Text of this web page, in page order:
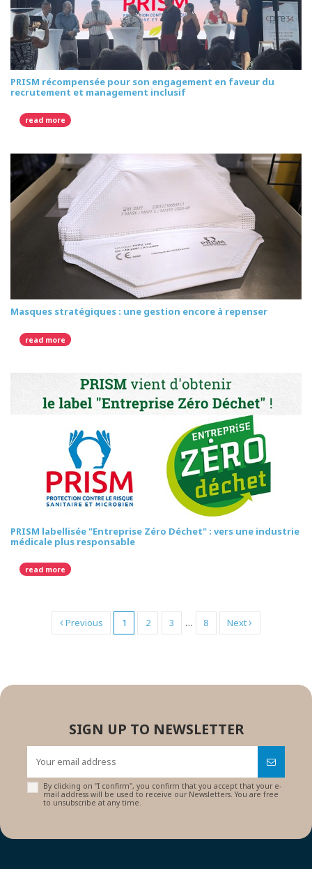
PRISM récompensée pour son engagement en faveur du
recrutement et management inclusif
read more
Masques stratégiques : une gestion encore à repenser
read more
PRISM labellisée "Entreprise Zéro Déchet" : vers une industrie
médicale plus responsable
read more
Previous 1 2 3 … 8 Next
SIGN UP TO NEWSLETTER
By clicking on "I confirm", you confirm that you accept that your e-
mail address will be used to receive our Newsletters. You are free
to unsubscribe at any time.